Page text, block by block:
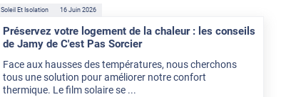
Soleil Et Isolation 16 Juin 2026
Préservez votre logement de la chaleur : les conseils
de Jamy de C'est Pas Sorcier
Face aux hausses des températures, nous cherchons
tous une solution pour améliorer notre confort
thermique. Le film solaire se ...